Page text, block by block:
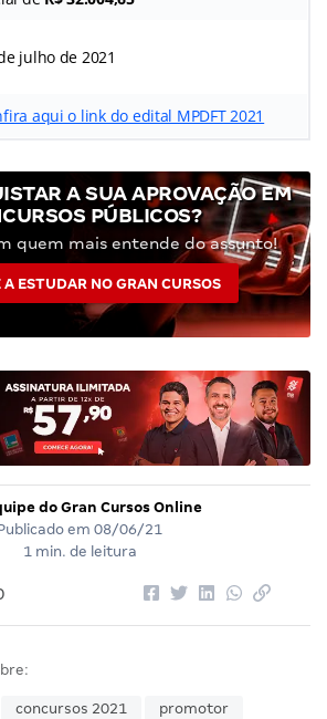
julho de 2021
aqui o link do edital MPDFT 2021
A SUA APROVAÇÃO EM
PÚBLICOS?
quem mais entende do assunto!
A ESTUDAR NO GRAN CURSOS
do Gran Cursos Online
em 08/06/21
1 min. de leitura
concursos 2021 promotor